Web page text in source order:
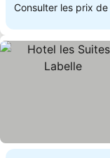
Consulter les prix de